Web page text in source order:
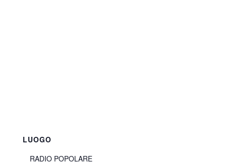
LUOGO
RADIO POPOLARE